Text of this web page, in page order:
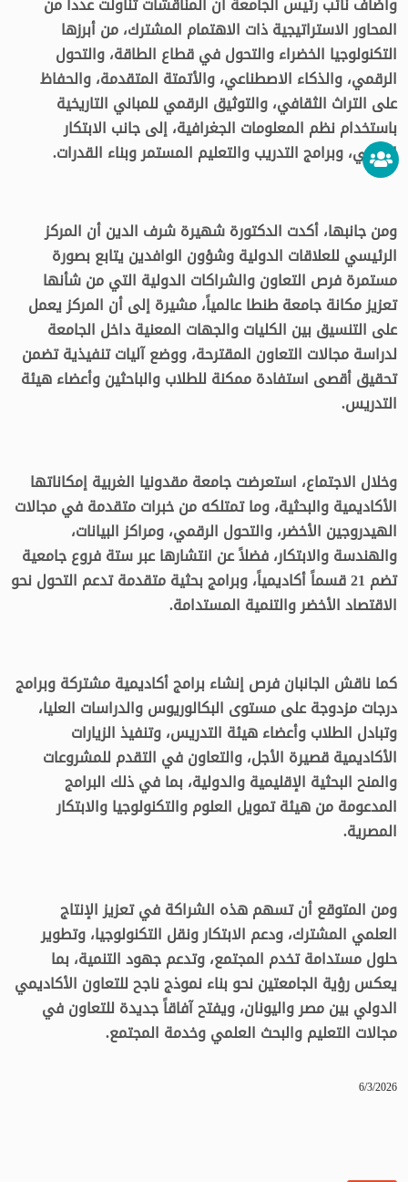
المحاور الاستراتيجية ذات الاهتمام المشترك، من أبرزها
التكنولوجيا الخضراء والتحول في قطاع الطاقة، والتحول
الرقمي، والذكاء الاصطناعي، والأتمتة المتقدمة، والحفاظ
على التراث الثقافي، والتوثيق الرقمي للمباني التاريخية
باستخدام نظم المعلومات الجغرافية، إلى جانب الابتكار
الزراعي، وبرامج التدريب والتعليم المستمر وبناء القدرات.
ومن جانبها، أكدت الدكتورة شهيرة شرف الدين أن المركز
الرئيسي للعلاقات الدولية وشؤون الوافدين يتابع بصورة
مستمرة فرص التعاون والشراكات الدولية التي من شأنها
تعزيز مكانة جامعة طنطا عالمياً، مشيرة إلى أن المركز يعمل
على التنسيق بين الكليات والجهات المعنية داخل الجامعة
لدراسة مجالات التعاون المقترحة، ووضع آليات تنفيذية تضمن
تحقيق أقصى استفادة ممكنة للطلاب والباحثين وأعضاء هيئة
التدريس.
وخلال الاجتماع، استعرضت جامعة مقدونيا الغربية إمكاناتها
الأكاديمية والبحثية، وما تمتلكه من خبرات متقدمة في مجالات
الهيدروجين الأخضر، والتحول الرقمي، ومراكز البيانات،
والهندسة والابتكار، فضلاً عن انتشارها عبر ستة فروع جامعية
تضم 21 قسماً أكاديمياً، وبرامج بحثية متقدمة تدعم التحول نحو
الاقتصاد الأخضر والتنمية المستدامة.
كما ناقش الجانبان فرص إنشاء برامج أكاديمية مشتركة وبرامج
درجات مزدوجة على مستوى البكالوريوس والدراسات العليا،
وتبادل الطلاب وأعضاء هيئة التدريس، وتنفيذ الزيارات
الأكاديمية قصيرة الأجل، والتعاون في التقدم للمشروعات
والمنح البحثية الإقليمية والدولية، بما في ذلك البرامج
المدعومة من هيئة تمويل العلوم والتكنولوجيا والابتكار
المصرية.
ومن المتوقع أن تسهم هذه الشراكة في تعزيز الإنتاج
العلمي المشترك، ودعم الابتكار ونقل التكنولوجيا، وتطوير
حلول مستدامة تخدم المجتمع، وتدعم جهود التنمية، بما
يعكس رؤية الجامعتين نحو بناء نموذج ناجح للتعاون الأكاديمي
الدولي بين مصر واليونان، ويفتح آفاقاً جديدة للتعاون في
مجالات التعليم والبحث العلمي وخدمة المجتمع.
6/3/2026